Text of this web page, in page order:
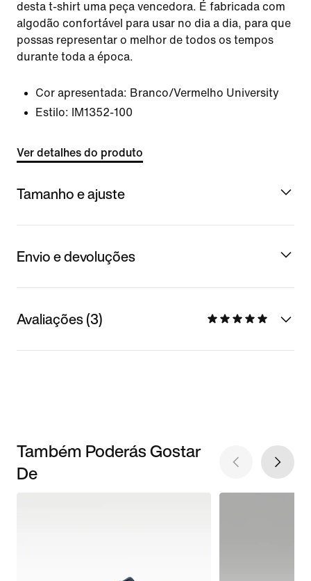
desta t-shirt uma peça vencedora. É fabricada com
algodão confortável para usar no dia a dia, para que
possas representar o melhor de todos os tempos
durante toda a época.
Cor apresentada: Branco/Vermelho University
Estilo:
IM1352-100
Ver detalhes do produto
Tamanho e ajuste
Envio e devoluções
Avaliações (3)
Também Poderás Gostar
De